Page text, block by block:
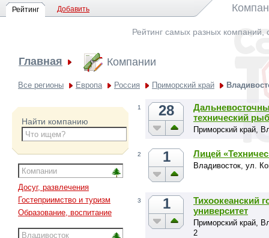
Рейтинг Добавить
Рейтинг самых разных компаний,
Главная Компании
Все регионы Европа Россия Приморский край
Найти компанию
Досуг, развлечения
Гостеприимство и туризм
Образование, воспитание
1 28
технический
Приморский край,
2 1 Лицей
Владивосток, ул.
3 1
Тихоокеанский
университет
Приморский край,
2